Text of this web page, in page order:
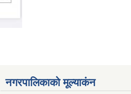
नगरपालिकाकाे मूल्याकंन